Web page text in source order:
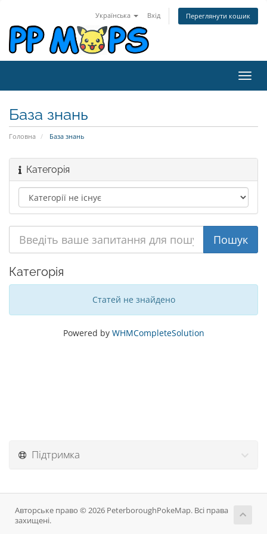
Українська Вхід Переглянути кошик
База знань
Головна База знань
Категорія
Категорія
Статей не знайдено
Powered by WHMCompleteSolution
Підтримка
Авторське право © 2026 PeterboroughPokeMap. Всі права
захищені.